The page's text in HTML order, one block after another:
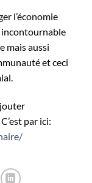
l’économie
mais aussi
et ceci
par ici: